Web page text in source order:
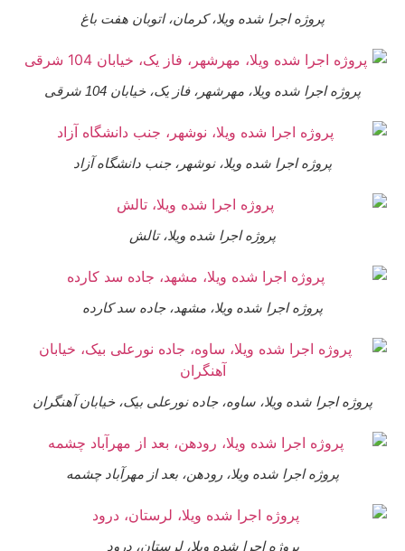
پروژه اجرا شده ویلا، کرمان، اتوبان هفت باغ
پروژه اجرا شده ویلا، مهرشهر، فاز یک، خیابان 104 شرقی
پروژه اجرا شده ویلا، نوشهر، جنب دانشگاه آزاد
پروژه اجرا شده ویلا، تالش
پروژه اجرا شده ویلا، مشهد، جاده سد کارده
اجرا شده ویلا، ساوه، جاده نورعلی بیک، خیابان آهنگران
پروژه اجرا شده ویلا، رودهن، بعد از مهرآباد چشمه
پروژه اجرا شده ویلا، لرستان، درود